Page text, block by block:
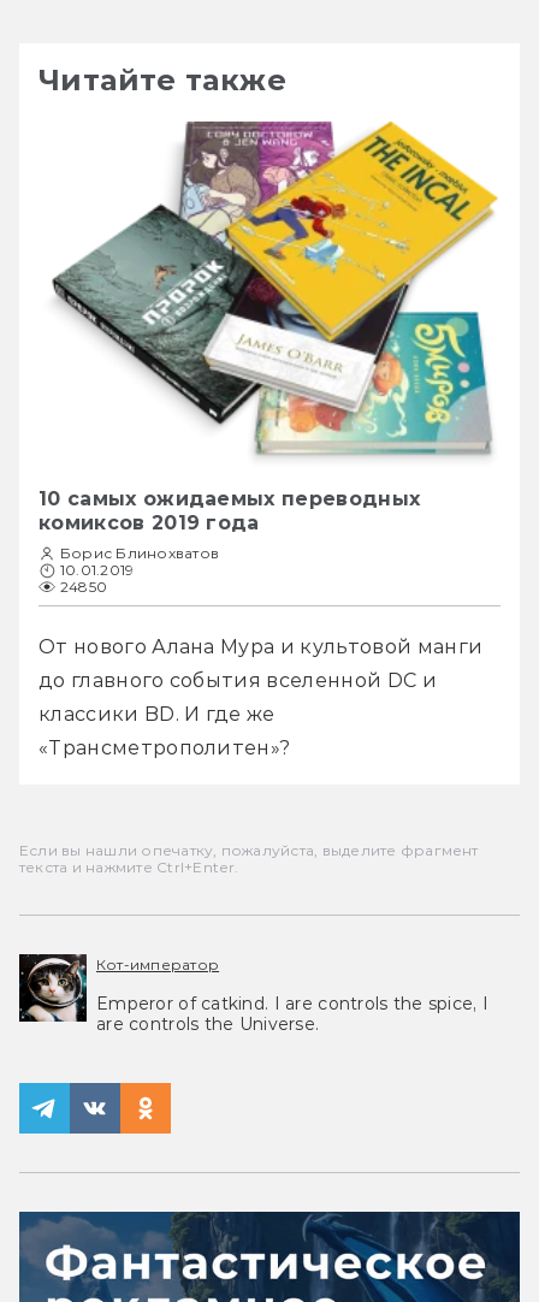
Читайте также
10 самых ожидаемых переводных
комиксов 2019 года
Борис Блинохватов
10.01.2019
24850
От нового Алана Мура и культовой манги
до главного события вселенной DC и
классики BD. И где же
«Трансметрополитен»?
Если вы нашли опечатку, пожалуйста, выделите фрагмент
текста и нажмите Ctrl+Enter.
Кот-император
Emperor of catkind. I are controls the spice, I
are controls the Universe.